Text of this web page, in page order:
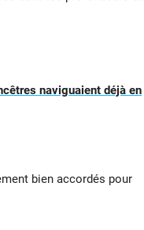
naviguaient déjà en
bien accordés pour